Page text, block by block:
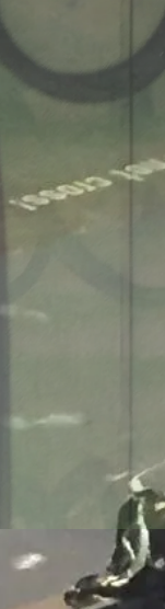
vs
weiterlesen...